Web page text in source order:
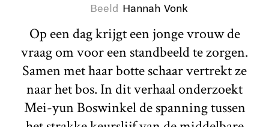
Beeld Hannah Vonk
Op een dag krijgt een jonge vrouw de
vraag om voor een standbeeld te zorgen.
Samen met haar botte schaar vertrekt ze
naar het bos. In dit verhaal onderzoekt
Mei-yun Boswinkel de spanning tussen